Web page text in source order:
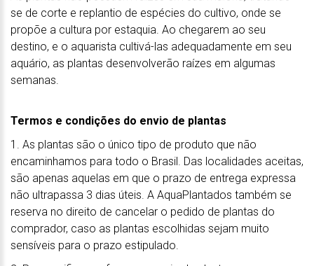
se de corte e replantio de espécies do cultivo, onde se
propõe a cultura por estaquia. Ao chegarem ao seu
destino, e o aquarista cultivá-las adequadamente em seu
aquário, as plantas desenvolverão raízes em algumas
semanas.
Termos e condições do envio de plantas
1. As plantas são o único tipo de produto que não
encaminhamos para todo o Brasil. Das localidades aceitas,
são apenas aquelas em que o prazo de entrega expressa
não ultrapassa 3 dias úteis. A AquaPlantados também se
reserva no direito de cancelar o pedido de plantas do
comprador, caso as plantas escolhidas sejam muito
sensíveis para o prazo estipulado.